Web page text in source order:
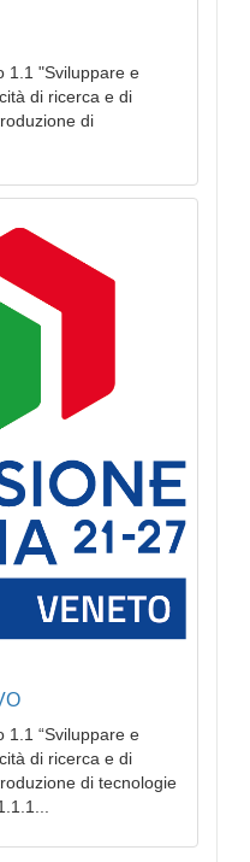
1.1 "Sviluppare e
di ricerca e di
di
1.1 “Sviluppare e
di ricerca e di
di tecnologie